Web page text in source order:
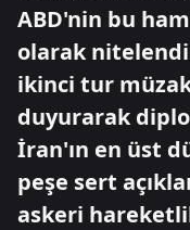
ABD'nin bu
olarak
ikinci tur
duyurarak
İran'ın en üst
peşe sert
askeri